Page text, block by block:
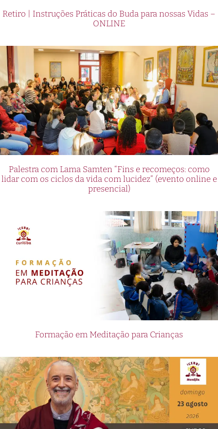
Retiro | Instruções Práticas do Buda para nossas Vidas –
ONLINE
Palestra com Lama Samten “Fins e recomeços: como
lidar com os ciclos da vida com lucidez” (evento online e
presencial)
Formação em Meditação para Crianças